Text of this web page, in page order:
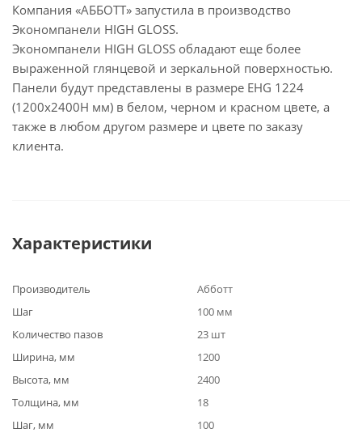
Компания «АББОТТ» запустила в производство
Экономпанели HIGH GLOSS.
Экономпанели HIGH GLOSS обладают еще более
выраженной глянцевой и зеркальной поверхностью.
Панели будут представлены в размере EHG 1224
(1200х2400H мм) в белом, черном и красном цвете, а
также в любом другом размере и цвете по заказу
клиента.
Характеристики
Производитель
Абботт
Шаг
100 мм
Количество пазов
23 шт
Ширина, мм
1200
Высота, мм
2400
Толщина, мм
18
Шаг, мм
100